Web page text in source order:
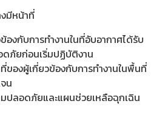
มีหน้าที่
องกับการทำงานในที่อับอากาศได้รับ
ภัยก่อนเริ่มปฏิบัติงาน
องผู้เกี่ยวข้องกับการทำงานในพื้นที่
น
ปลอดภัยและแผนช่วยเหลือฉุกเฉิน